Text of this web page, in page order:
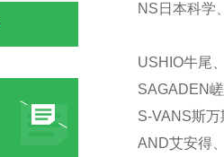
NS日本科学
USHIO牛尾
SAGADEN
S-VANS斯
AND艾安得